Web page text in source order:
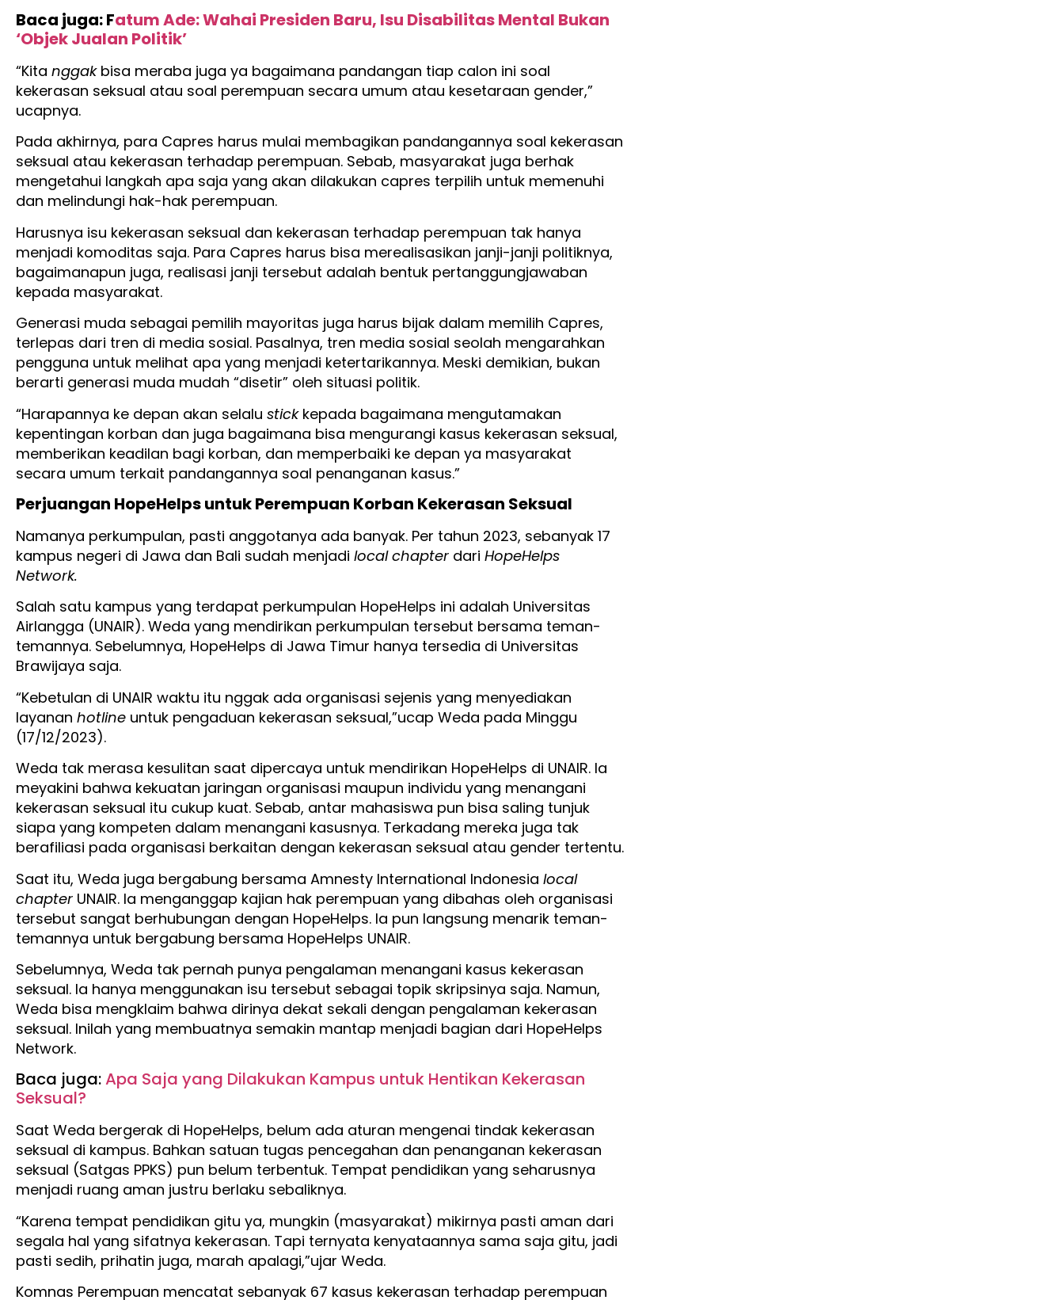
Baca juga: Fatum Ade: Wahai Presiden Baru, Isu Disabilitas Mental Bukan
‘Objek Jualan Politik’
“Kita nggak bisa meraba juga ya bagaimana pandangan tiap calon ini soal
kekerasan seksual atau soal perempuan secara umum atau kesetaraan gender,”
ucapnya.
Pada akhirnya, para Capres harus mulai membagikan pandangannya soal kekerasan
seksual atau kekerasan terhadap perempuan. Sebab, masyarakat juga berhak
mengetahui langkah apa saja yang akan dilakukan capres terpilih untuk memenuhi
dan melindungi hak-hak perempuan.
Harusnya isu kekerasan seksual dan kekerasan terhadap perempuan tak hanya
menjadi komoditas saja. Para Capres harus bisa merealisasikan janji-janji politiknya,
bagaimanapun juga, realisasi janji tersebut adalah bentuk pertanggungjawaban
kepada masyarakat.
Generasi muda sebagai pemilih mayoritas juga harus bijak dalam memilih Capres,
terlepas dari tren di media sosial. Pasalnya, tren media sosial seolah mengarahkan
pengguna untuk melihat apa yang menjadi ketertarikannya. Meski demikian, bukan
berarti generasi muda mudah “disetir” oleh situasi politik.
“Harapannya ke depan akan selalu stickkepada bagaimana mengutamakan
kepentingan korban dan juga bagaimana bisa mengurangi kasus kekerasan seksual,
memberikan keadilan bagi korban, dan memperbaiki ke depan ya masyarakat
secara umum terkait pandangannya soal penanganan kasus.”
Perjuangan HopeHelps untuk Perempuan Korban Kekerasan Seksual
Namanya perkumpulan, pasti anggotanya ada banyak. Per tahun 2023, sebanyak 17
kampus negeri di Jawa dan Bali sudah menjadi local chapter dari HopeHelps
Network.
Salah satu kampus yang terdapat perkumpulan HopeHelps ini adalah Universitas
Airlangga (UNAIR). Weda yang mendirikan perkumpulan tersebut bersama teman-
temannya. Sebelumnya, HopeHelps di Jawa Timur hanya tersedia di Universitas
Brawijaya saja.
“Kebetulan di UNAIR waktu itu nggak ada organisasi sejenis yang menyediakan
layanan hotline untuk pengaduan kekerasan seksual,”ucap Weda pada Minggu
(17/12/2023).
Weda tak merasa kesulitan saat dipercaya untuk mendirikan HopeHelps di UNAIR. Ia
meyakini bahwa kekuatan jaringan organisasi maupun individu yang menangani
kekerasan seksual itu cukup kuat. Sebab, antar mahasiswa pun bisa saling tunjuk
siapa yang kompeten dalam menangani kasusnya. Terkadang mereka juga tak
berafiliasi pada organisasi berkaitan dengan kekerasan seksual atau gender tertentu.
Saat itu, Weda juga bergabung bersama Amnesty International Indonesia local
chapter UNAIR. Ia menganggap kajian hak perempuan yang dibahas oleh organisasi
tersebut sangat berhubungan dengan HopeHelps. Ia pun langsung menarik teman-
temannya untuk bergabung bersama HopeHelps UNAIR.
Sebelumnya, Weda tak pernah punya pengalaman menangani kasus kekerasan
seksual. Ia hanya menggunakan isu tersebut sebagai topik skripsinya saja. Namun,
Weda bisa mengklaim bahwa dirinya dekat sekali dengan pengalaman kekerasan
seksual. Inilah yang membuatnya semakin mantap menjadi bagian dari HopeHelps
Network.
Baca juga:Apa Saja yang Dilakukan Kampus untuk Hentikan Kekerasan
Seksual?
Saat Weda bergerak di HopeHelps, belum ada aturan mengenai tindak kekerasan
seksual di kampus. Bahkan satuan tugas pencegahan dan penanganan kekerasan
seksual (Satgas PPKS) pun belum terbentuk. Tempat pendidikan yang seharusnya
menjadi ruang aman justru berlaku sebaliknya.
“Karena tempat pendidikan gitu ya, mungkin (masyarakat) mikirnya pasti aman dari
segala hal yang sifatnya kekerasan. Tapi ternyata kenyataannya sama saja gitu, jadi
pasti sedih, prihatin juga, marah apalagi,”ujar Weda.
Komnas Perempuan mencatat sebanyak 67 kasus kekerasan terhadap perempuan